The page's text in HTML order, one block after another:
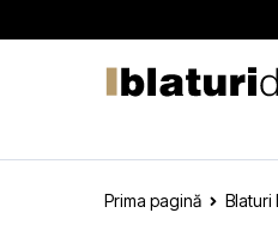
Prima pagină Blaturi